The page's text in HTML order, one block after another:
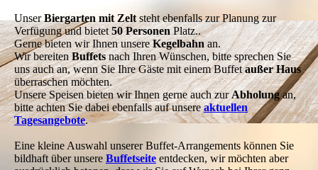
UnserBiergarten mit Zeltsteht ebenfalls zur Planung zur
Verfügung und bietet50 PersonenPlatz..
Gerne bieten wir Ihnen unsereKegelbahn an.
Wir bereitenBuffetsnach Ihren Wünschen, bitte sprechen Sie
uns auch an, wenn Sie Ihre Gäste mit einem Buffetaußer Haus
überraschen möchten.
Unsere Speisen bieten wir Ihnen gerne auch zurAbholung an,
bitte achten Sie dabei ebenfalls auf unsereaktuellen
Tagesangebote.
Eine kleine Auswahl unserer Buffet-Arrangements können Sie
bildhaft über unsere Buffetseite entdecken, wir möchten aber